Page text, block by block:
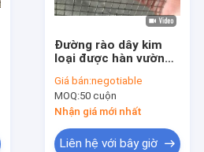
Đường rào dây kim
loại được hàn vườn
toàn vẹn cao
Giá bán:negotiable
MOQ:50 cuộn
Nhận giá mới nhất
Liên hệ với bây giờ